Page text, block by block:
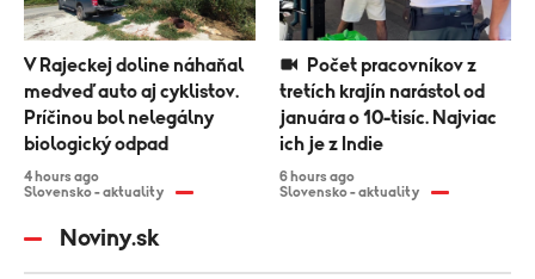
V Rajeckej doline náhaňal
medveď auto aj cyklistov.
Príčinou bol nelegálny
biologický odpad
4 hours ago
Slovensko - aktuality
tretích krajín narástol od
januára o 10-tisíc. Najviac
ich je z Indie
6 hours ago
Slovensko - aktuality
Noviny.sk